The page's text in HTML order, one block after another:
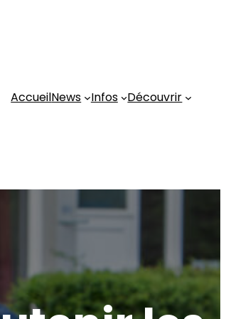
AccueilNews Infos Découvrir